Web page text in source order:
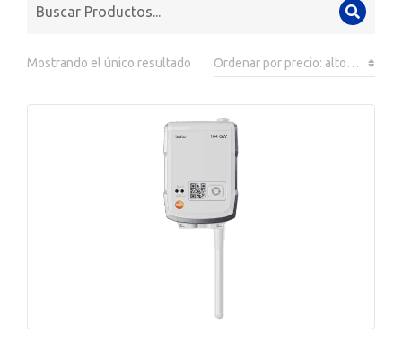
Mostrando el único resultado